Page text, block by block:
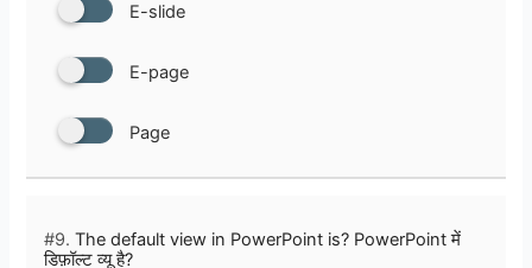
E-slide
E-page
Page
#9. The default view in PowerPoint is? PowerPoint में
डिफ़ॉल्ट व्यू है?